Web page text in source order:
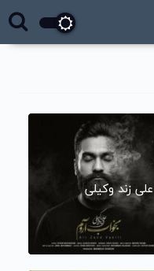
علی زند وکیلی